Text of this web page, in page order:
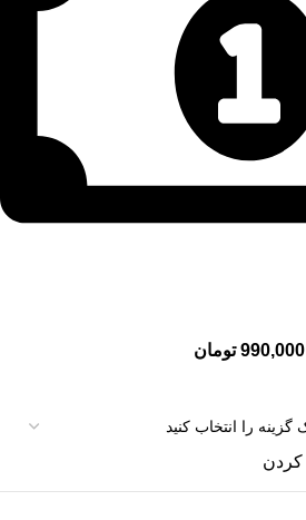
990,000 تومان
کردن